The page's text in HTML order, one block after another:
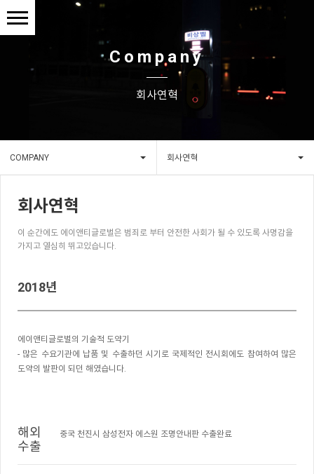
Company
회사연혁
COMPANY 회사연혁
회사연혁
이 순간에도 에이앤티글로벌은 범죄로 부터 안전한 사회가 될 수 있도록 사명감을
가지고 열심히 뛰고있습니다.
2018년
에이앤티글로벌의 기술적 도약기
- 많은 수요기관에 납품 및 수출하던 시기로 국제적인 전시회에도 참여하여 많은
도약의 발판이 되던 해였습니다.
해외
수출
중국 천진시 삼성전자 에스원 조명안내판 수출완료